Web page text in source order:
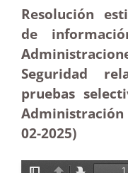
Resolución
de
Seguridad
pruebas
Administración
02-2025)